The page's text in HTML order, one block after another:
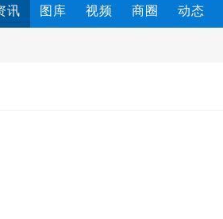
讯 图库 视频 商圈 动态